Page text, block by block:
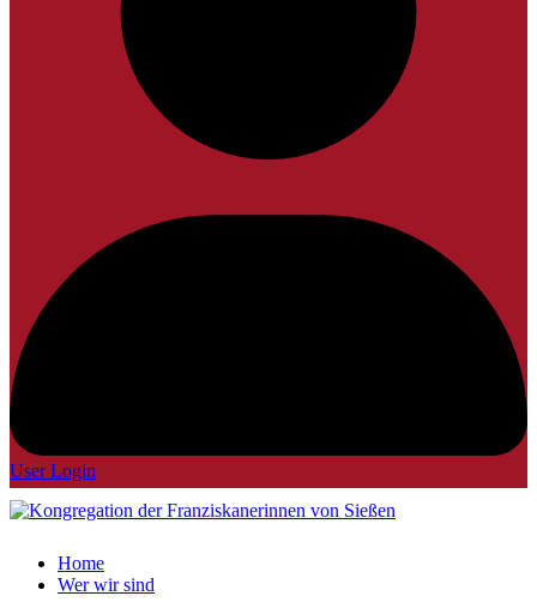
User Login
Home
Wer wir sind